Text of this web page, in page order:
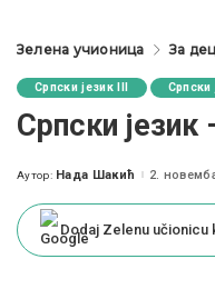
Зелена учионица За
Српски језик III Српски
Српски
Posted
Аутор: Нада Шакић 2.
Dodaj Zelenu učionicu